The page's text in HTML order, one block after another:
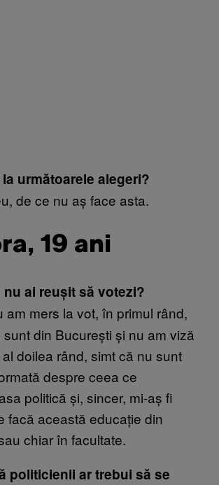
următoarele alegeri?
de ce nu aș face asta.
19 ani
nu ai reușit să votezi?
am mers la vot, în primul rând,
din București și nu am viză
doilea rând, simt că nu sunt
despre ceea ce
politică și, sincer, mi-aș fi
facă această educație din
chiar în facultate.
politicienii ar trebui să se